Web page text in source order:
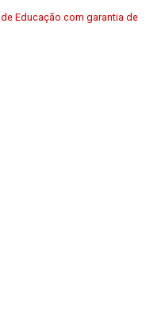
Educação com garantia de